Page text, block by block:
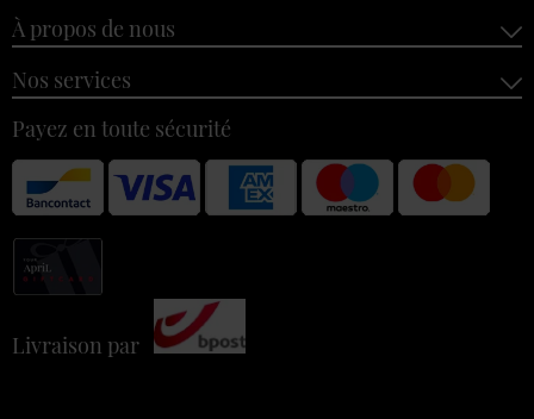
À propos de nous
Nos services
Payez en toute sécurité
Livraison par